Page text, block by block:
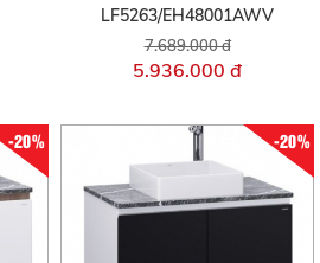
LF5263/EH48001AWV
7.689.000 đ
5.936.000 đ
-20% -20%